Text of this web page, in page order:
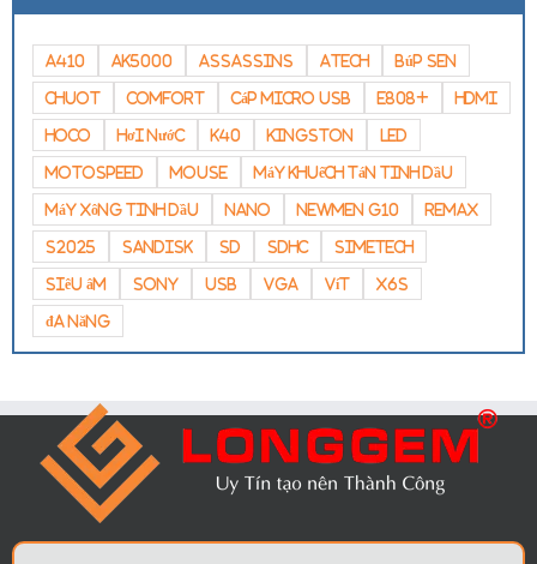
a410 ak5000 assassins atech búp sen
chuot comfort Cáp Micro USB E808+ hdmi
Hoco hơi nước k40 KINGSTON led
motospeed mouse máy khuếch tán tinh dầu
Máy Xông Tinh Dầu nano newmen g10 remax
s2025 Sandisk sd sdhc simetech
siêu âm Sony USB vga vít x6s
đa năng